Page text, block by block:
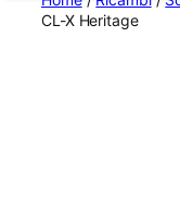
CL-X Heritage